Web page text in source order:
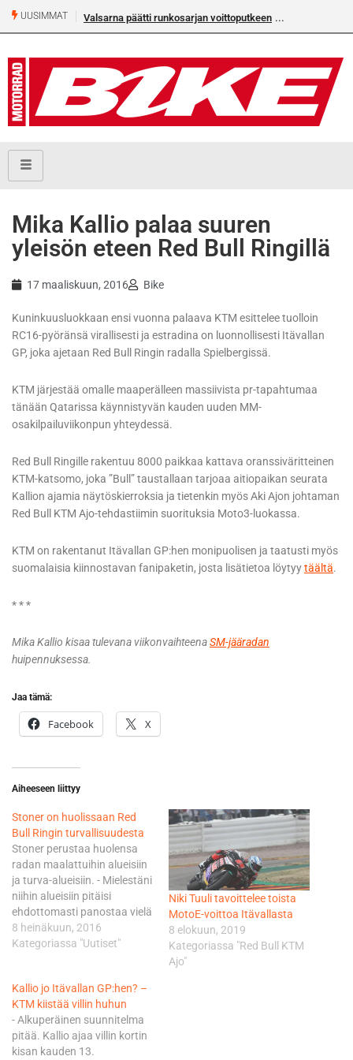
UUSIMMAT Valsarna päätti runkosarjan voittoputkeen
Mika Kallio palaa suuren
yleisön eteen Red Bull Ringillä
17 maaliskuun, 2016 Bike
Kuninkuusluokkaan ensi vuonna palaava KTM esittelee tuolloin
RC16-pyöränsä virallisesti ja estradina on luonnollisesti Itävallan
GP, joka ajetaan Red Bull Ringin radalla Spielbergissä.
KTM järjestää omalle maaperälleen massiivista pr-tapahtumaa
tänään Qatarissa käynnistyvän kauden uuden MM-
osakilpailuviikonpun yhteydessä.
Red Bull Ringille rakentuu 8000 paikkaa kattava oranssiväritteinen
KTM-katsomo, joka ”Bull” taustallaan tarjoaa aitiopaikan seurata
Kallion ajamia näytöskierroksia ja tietenkin myös Aki Ajon johtaman
Red Bull KTM Ajo-tehdastiimin suorituksia Moto3-luokassa.
KTM on rakentanut Itävallan GP:hen monipuolisen ja taatusti myös
suomalaisia kiinnostavan fanipaketin, josta lisätietoa löytyytäältä.
* * *
Mika Kallio kisaa tulevana viikonvaihteenaSM-jääradan
huipennuksessa.
Jaa tämä:
Facebook X
Aiheeseen liittyy
Stoner on huolissaan Red
Bull Ringin turvallisuudesta
Stoner perustaa huolensa
radan maalattuihin alueisiin
ja turva-alueisiin. - Mielestäni
niihin alueisiin pitäisi
ehdottomasti panostaa vielä
ennen elokuun puoliväliin
kisaa. Jos menetät pyörän
vauhti ei ehdi hidastua, vaan
pyörä pysähtyy vasta
törmättyään rataa
reunustavaan seinään. -
Katsojat haluavat nähdä
8 heinäkuun, 2016
Kategoriassa "Uutiset"
Niki Tuuli tavoittelee toista
MotoE-voittoa Itävallasta
8 elokuun, 2019
Kategoriassa "Red Bull KTM
Ajo"
Kallio jo Itävallan GP:hen? –
KTM kiistää villin huhun
- Alkuperäinen suunnitelma
pitää. Kallio ajaa villin kortin
kisan kauden 13.